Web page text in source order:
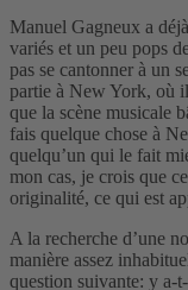
Manuel Gagneux a
variés et un peu pops
pas se cantonner à un
partie à New York, où
que la scène musicale
fais quelque chose à
quelqu’un qui le fait
mon cas, je crois que
originalité, ce qui est
A la recherche d’une
manière assez
question suivante: y a-